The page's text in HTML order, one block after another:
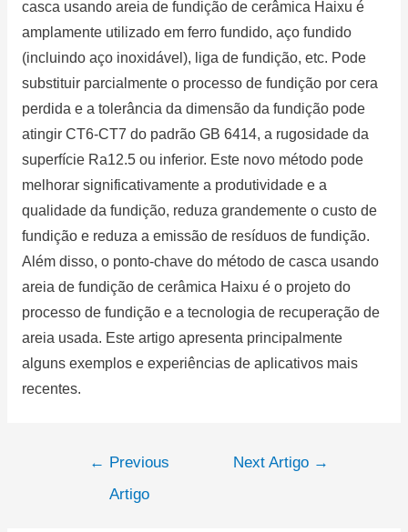
casca usando areia de fundição de cerâmica Haixu é
amplamente utilizado em ferro fundido, aço fundido
(incluindo aço inoxidável), liga de fundição, etc. Pode
substituir parcialmente o processo de fundição por cera
perdida e a tolerância da dimensão da fundição pode
atingir CT6-CT7 do padrão GB 6414, a rugosidade da
superfície Ra12.5 ou inferior. Este novo método pode
melhorar significativamente a produtividade e a
qualidade da fundição, reduza grandemente o custo de
fundição e reduza a emissão de resíduos de fundição.
Além disso, o ponto-chave do método de casca usando
areia de fundição de cerâmica Haixu é o projeto do
processo de fundição e a tecnologia de recuperação de
areia usada. Este artigo apresenta principalmente
alguns exemplos e experiências de aplicativos mais
recentes.
← Previous
Artigo
Next Artigo →